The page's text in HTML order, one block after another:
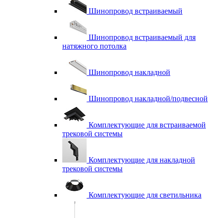
Шинопровод встраиваемый
Шинопровод встраиваемый для
натяжного потолка
Шинопровод накладной
Шинопровод накладной/подвесной
Комплектующие для встраиваемой
трековой системы
Комплектующие для накладной
трековой системы
Комплектующие для светильника